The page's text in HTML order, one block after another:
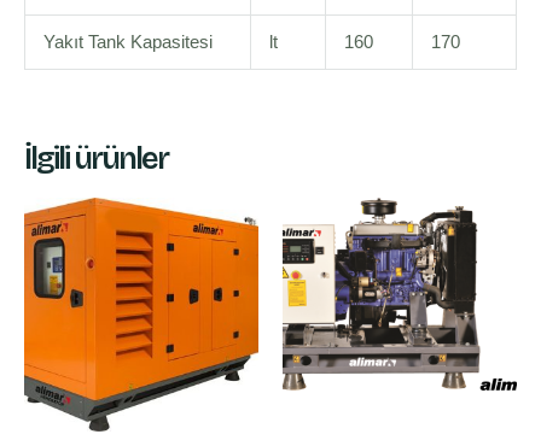
Yakıt Tank Kapasitesi lt 160 170
İlgili ürünler